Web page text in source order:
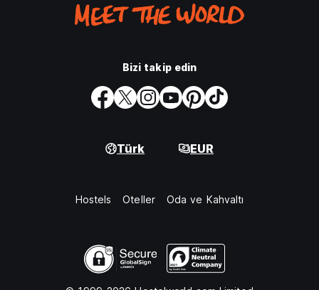
Bizi takip edin
Türk EUR
Hostels Oteller Oda ve Kahvaltı